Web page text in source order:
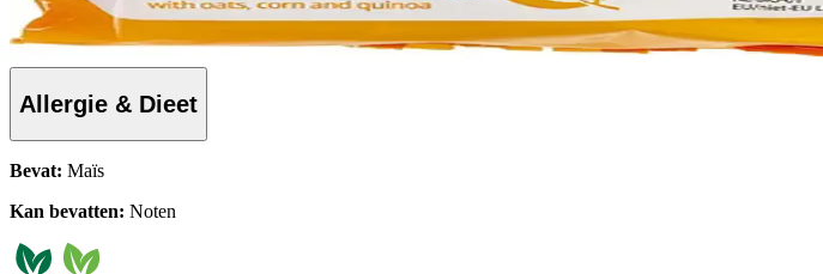
Allergie & Dieet
Bevat: Maïs
Kan bevatten: Noten